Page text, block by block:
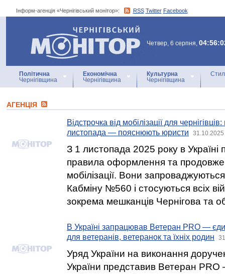
Інформ-агенція «Чернігівський монітор»: RSS Twitter Facebook
Інформ-агенція
«Чернігівський монітор»
Четвер, 6 серпня,
Політична
Чернігівщина
Економічна
Чернігівщина
Культурна
Чернігівщина
АГЕНЦIЯ
Відстрочка від мобілізації для
листопада — пояснюють юристи
З 1 листопада 2025 року в Україні
правила оформлення та
мобілізації. Вони
Кабміну №560 і стосуються всіх
зокрема мешканців Чернігова та
В Україні запрацював Ветеран PRO —
для ветеранів, ветеранок та їхніх родин
Уряд України на виконання
України представив Ветеран